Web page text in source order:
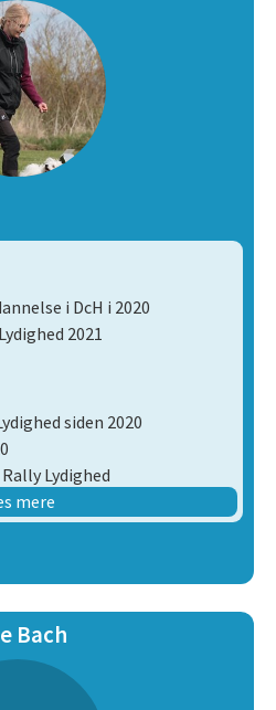
i DcH i 2020
2021
siden 2020
Lydighed
(blandt andet Rally-
3-dages kursus
2018-2023
mere
Bach